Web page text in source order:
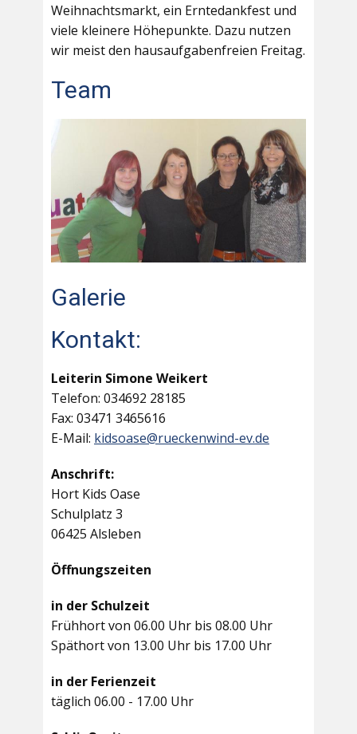
Weihnachtsmarkt, ein Erntedankfest und
viele kleinere Höhepunkte. Dazu nutzen
wir meist den hausaufgabenfreien Freitag.
Team
Galerie
Kontakt:
Leiterin Simone Weikert
Telefon: 034692 28185
Fax: 03471 3465616
E-Mail: kidsoase@rueckenwind-ev.de
Anschrift:
Hort Kids Oase
Schulplatz 3
06425 Alsleben
Öffnungszeiten
in der Schulzeit
Frühhort von 06.00 Uhr bis 08.00 Uhr
Späthort von 13.00 Uhr bis 17.00 Uhr
in der Ferienzeit
täglich 06.00 - 17.00 Uhr